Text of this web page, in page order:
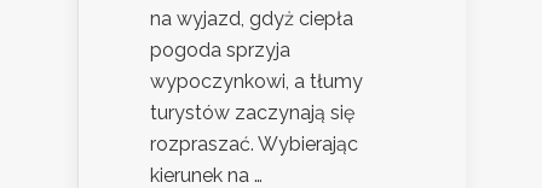
na wyjazd, gdyż ciepła
pogoda sprzyja
wypoczynkowi, a tłumy
turystów zaczynają się
rozpraszać. Wybierając
kierunek na …